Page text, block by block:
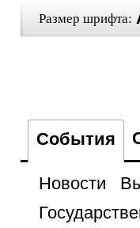
Размер шрифта:
События
Новости